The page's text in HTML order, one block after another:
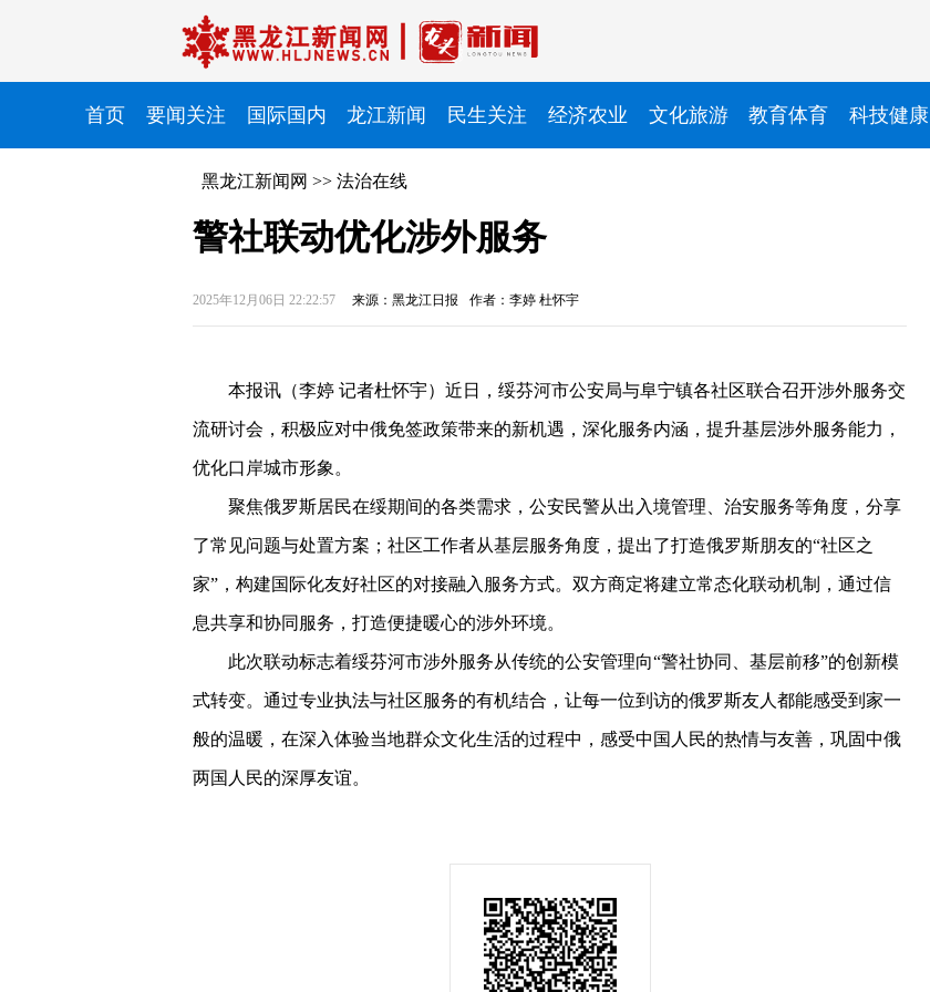
首页 要闻关注 国际国内 龙江新闻 民生关注 经济农业 文化旅游 教育体育 科技健康
黑龙江新闻网 >> 法治在线
警社联动优化涉外服务
2025年12月06日 22:22:57 来源：黑龙江日报 作者：李婷 杜怀宇
本报讯（李婷 记者杜怀宇） 近日，绥芬河市公安局与阜宁镇各社区联合召开涉外服务交
流研讨会，积极应对中俄免签政策带来的新机遇，深化服务内涵，提升基层涉外服务能力，
优化口岸城市形象。
聚焦俄罗斯居民在绥期间的各类需求，公安民警从出入境管理、治安服务等角度，分享
了常见问题与处置方案；社区工作者从基层服务角度，提出了打造俄罗斯朋友的“社区之
家”，构建国际化友好社区的对接融入服务方式。双方商定将建立常态化联动机制，通过信
息共享和协同服务，打造便捷暖心的涉外环境。
此次联动标志着绥芬河市涉外服务从传统的公安管理向“警社协同、基层前移”的创新模
式转变。通过专业执法与社区服务的有机结合，让每一位到访的俄罗斯友人都能感受到家一
般的温暖，在深入体验当地群众文化生活的过程中，感受中国人民的热情与友善，巩固中俄
两国人民的深厚友谊。